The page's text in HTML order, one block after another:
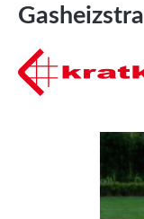
Bildergalerie